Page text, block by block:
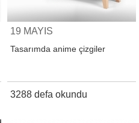
19 MAYIS
Tasarımda anime çizgiler
3288 defa okundu